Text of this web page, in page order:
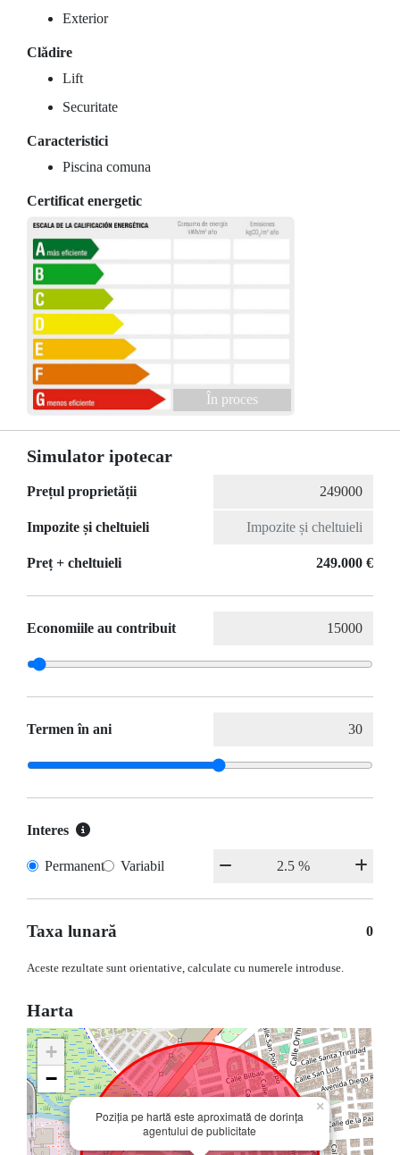
Exterior
Clădire
Lift
Securitate
Caracteristici
Piscina comuna
Certificat energetic
În proces
Simulator ipotecar
Prețul proprietății
Impozite și cheltuieli
Preț + cheltuieli 249.000 €
Economiile au contribuit
Termen în ani
Interes
Permanent Variabil
Taxa lunară 0
Aceste rezultate sunt orientative, calculate cu numerele introduse.
Harta
Poziția pe hartă este aproximată de dorința
agentului de publicitate
×
+
−